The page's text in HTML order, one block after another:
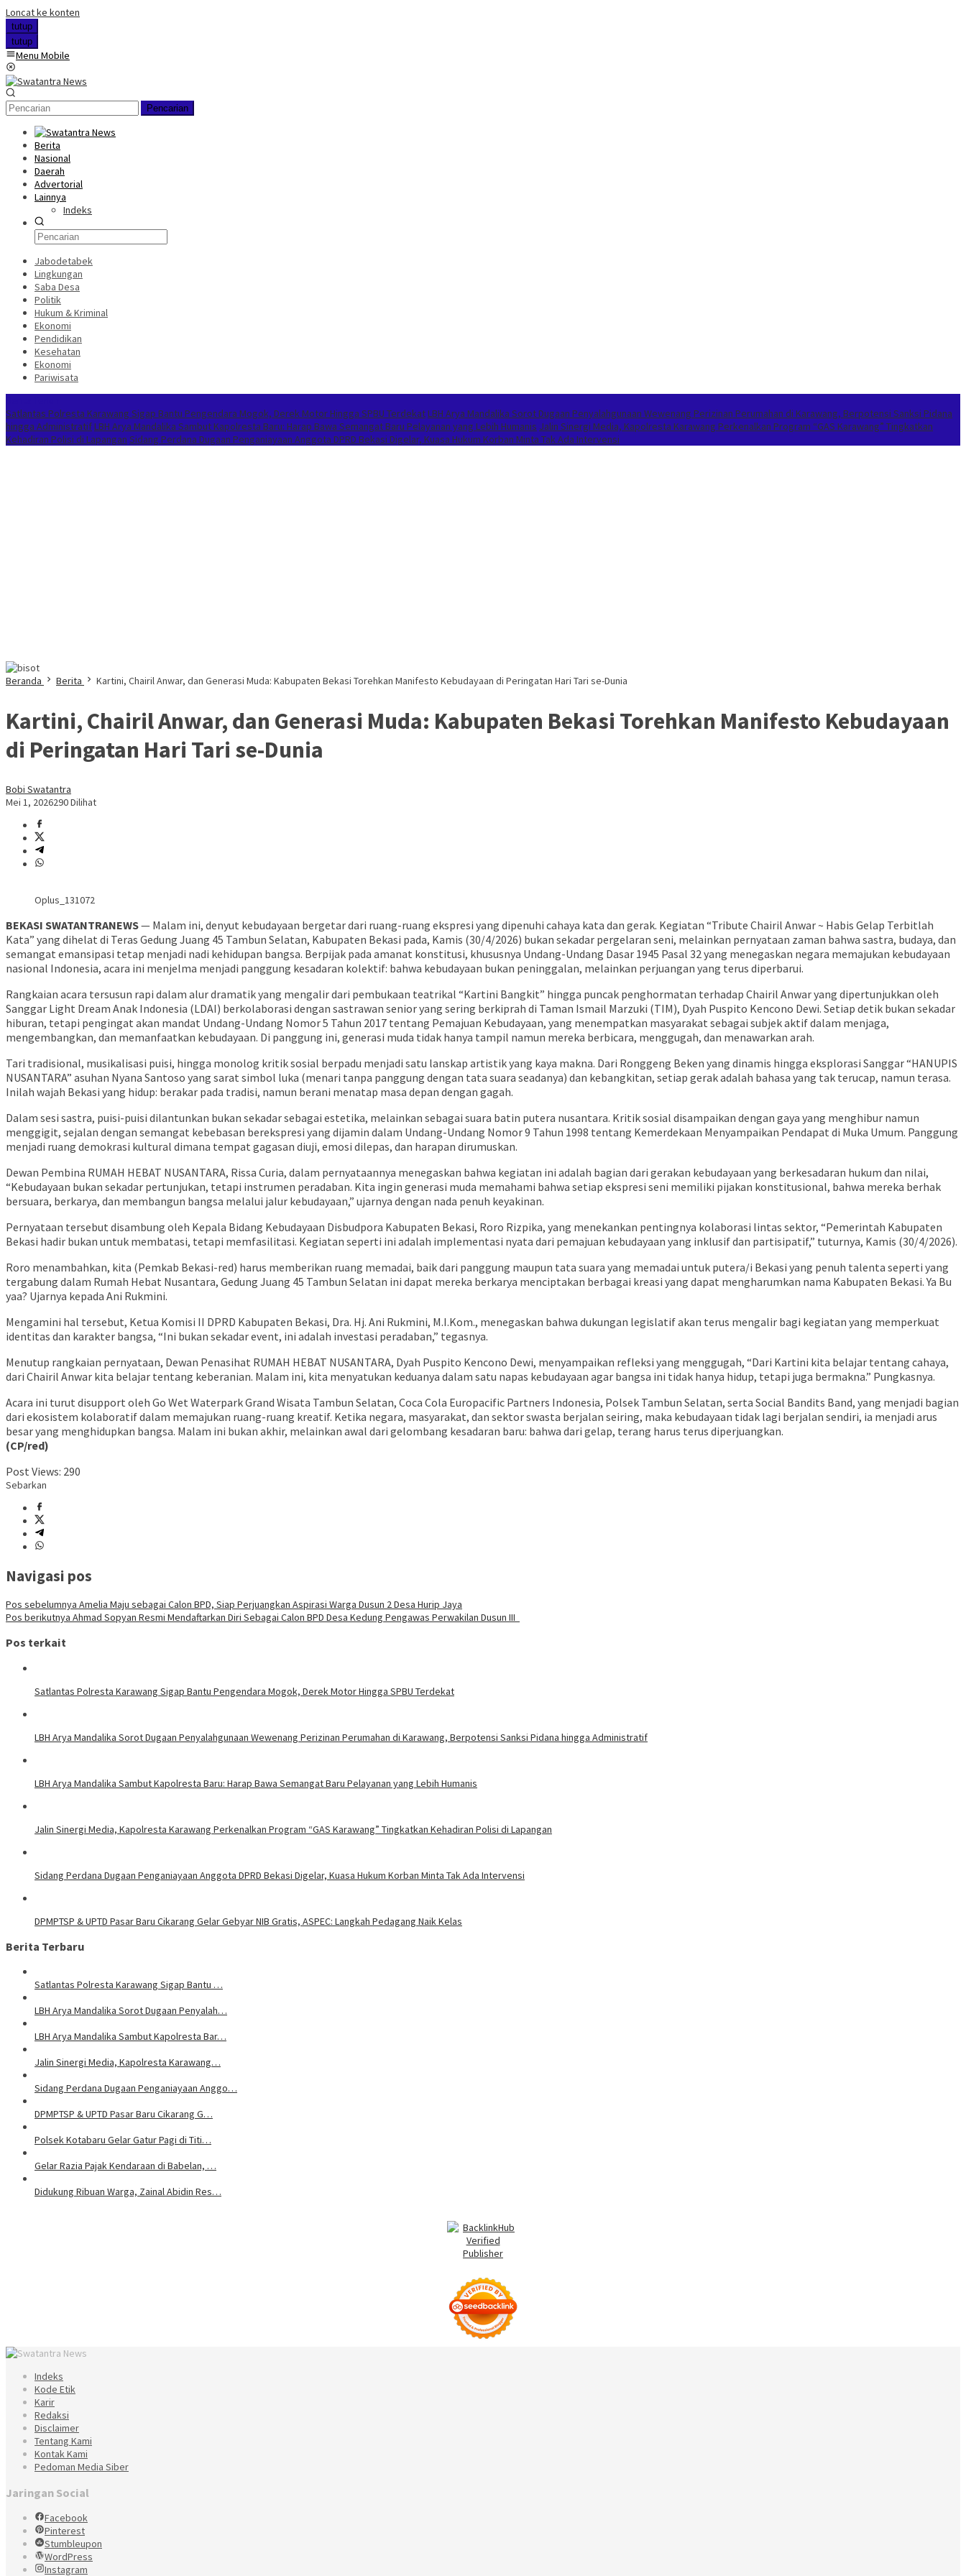
Loncat ke konten
tutup
tutup
Menu Mobile
Pencarian
Berita
Nasional
Daerah
Advertorial
Lainnya
Indeks
Jabodetabek
Lingkungan
Saba Desa
Politik
Hukum & Kriminal
Ekonomi
Pendidikan
Kesehatan
Ekonomi
Pariwisata
Satlantas Polresta Karawang Sigap Bantu Pengendara Mogok, Derek Motor Hingga SPBU Terdekat LBH Arya Mandalika Sorot Dugaan Penyalahgunaan Wewenang Perizinan Perumahan di Karawang, Berpotensi Sanksi Pidana
hingga Administratif LBH Arya Mandalika Sambut Kapolresta Baru: Harap Bawa Semangat Baru Pelayanan yang Lebih Humanis Jalin Sinergi Media, Kapolresta Karawang Perkenalkan Program “GAS Karawang” Tingkatkan
Kehadiran Polisi di Lapangan Sidang Perdana Dugaan Penganiayaan Anggota DPRD Bekasi Digelar, Kuasa Hukum Korban Minta Tak Ada Intervensi
Beranda Berita Kartini, Chairil Anwar, dan Generasi Muda: Kabupaten Bekasi Torehkan Manifesto Kebudayaan di Peringatan Hari Tari se-Dunia
Kartini, Chairil Anwar, dan Generasi Muda: Kabupaten Bekasi Torehkan Manifesto Kebudayaan
di Peringatan Hari Tari se-Dunia
Bobi Swatantra
Mei 1, 2026290 Dilihat
Oplus_131072
BEKASI SWATANTRANEWS— Malam ini, denyut kebudayaan bergetar dari ruang-ruang ekspresi yang dipenuhi cahaya kata dan gerak. Kegiatan “Tribute Chairil Anwar ~ Habis Gelap Terbitlah
Kata” yang dihelat di Teras Gedung Juang 45 Tambun Selatan, Kabupaten Bekasi pada, Kamis (30/4/2026) bukan sekadar pergelaran seni, melainkan pernyataan zaman bahwa sastra, budaya, dan
semangat emansipasi tetap menjadi nadi kehidupan bangsa. Berpijak pada amanat konstitusi, khususnya Undang-Undang Dasar 1945 Pasal 32 yang menegaskan negara memajukan kebudayaan
nasional Indonesia, acara ini menjelma menjadi panggung kesadaran kolektif: bahwa kebudayaan bukan peninggalan, melainkan perjuangan yang terus diperbarui.
Rangkaian acara tersusun rapi dalam alur dramatik yang mengalir dari pembukaan teatrikal “Kartini Bangkit” hingga puncak penghormatan terhadap Chairil Anwar yang dipertunjukkan oleh
Sanggar Light Dream Anak Indonesia (LDAI) berkolaborasi dengan sastrawan senior yang sering berkiprah di Taman Ismail Marzuki (TIM), Dyah Puspito Kencono Dewi. Setiap detik bukan sekadar
hiburan, tetapi pengingat akan mandat Undang-Undang Nomor 5 Tahun 2017 tentang Pemajuan Kebudayaan, yang menempatkan masyarakat sebagai subjek aktif dalam menjaga,
mengembangkan, dan memanfaatkan kebudayaan. Di panggung ini, generasi muda tidak hanya tampil namun mereka berbicara, menggugah, dan menawarkan arah.
Tari tradisional, musikalisasi puisi, hingga monolog kritik sosial berpadu menjadi satu lanskap artistik yang kaya makna. Dari Ronggeng Beken yang dinamis hingga eksplorasi Sanggar “HANUPIS
NUSANTARA” asuhan Nyana Santoso yang sarat simbol luka (menari tanpa panggung dengan tata suara seadanya) dan kebangkitan, setiap gerak adalah bahasa yang tak terucap, namun terasa.
Inilah wajah Bekasi yang hidup: berakar pada tradisi, namun berani menatap masa depan dengan gagah.
Dalam sesi sastra, puisi-puisi dilantunkan bukan sekadar sebagai estetika, melainkan sebagai suara batin putera nusantara. Kritik sosial disampaikan dengan gaya yang menghibur namun
menggigit, sejalan dengan semangat kebebasan berekspresi yang dijamin dalam Undang-Undang Nomor 9 Tahun 1998 tentang Kemerdekaan Menyampaikan Pendapat di Muka Umum. Panggung
menjadi ruang demokrasi kultural dimana tempat gagasan diuji, emosi dilepas, dan harapan dirumuskan.
Dewan Pembina RUMAH HEBAT NUSANTARA, Rissa Curia, dalam pernyataannya menegaskan bahwa kegiatan ini adalah bagian dari gerakan kebudayaan yang berkesadaran hukum dan nilai,
“Kebudayaan bukan sekadar pertunjukan, tetapi instrumen peradaban. Kita ingin generasi muda memahami bahwa setiap ekspresi seni memiliki pijakan konstitusional, bahwa mereka berhak
bersuara, berkarya, dan membangun bangsa melalui jalur kebudayaan,” ujarnya dengan nada penuh keyakinan.
Pernyataan tersebut disambung oleh Kepala Bidang Kebudayaan Disbudpora Kabupaten Bekasi, Roro Rizpika, yang menekankan pentingnya kolaborasi lintas sektor, “Pemerintah Kabupaten
Bekasi hadir bukan untuk membatasi, tetapi memfasilitasi. Kegiatan seperti ini adalah implementasi nyata dari pemajuan kebudayaan yang inklusif dan partisipatif,” tuturnya, Kamis (30/4/2026).
Roro menambahkan, kita (Pemkab Bekasi-red) harus memberikan ruang memadai, baik dari panggung maupun tata suara yang memadai untuk putera/i Bekasi yang penuh talenta seperti yang
tergabung dalam Rumah Hebat Nusantara, Gedung Juang 45 Tambun Selatan ini dapat mereka berkarya menciptakan berbagai kreasi yang dapat mengharumkan nama Kabupaten Bekasi. Ya Bu
yaa? Ujarnya kepada Ani Rukmini.
Mengamini hal tersebut, Ketua Komisi II DPRD Kabupaten Bekasi, Dra. Hj. Ani Rukmini, M.I.Kom., menegaskan bahwa dukungan legislatif akan terus mengalir bagi kegiatan yang memperkuat
identitas dan karakter bangsa, “Ini bukan sekadar event, ini adalah investasi peradaban,” tegasnya.
Menutup rangkaian pernyataan, Dewan Penasihat RUMAH HEBAT NUSANTARA, Dyah Puspito Kencono Dewi, menyampaikan refleksi yang menggugah, “Dari Kartini kita belajar tentang cahaya,
dari Chairil Anwar kita belajar tentang keberanian. Malam ini, kita menyatukan keduanya dalam satu napas kebudayaan agar bangsa ini tidak hanya hidup, tetapi juga bermakna.” Pungkasnya.
Acara ini turut disupport oleh Go Wet Waterpark Grand Wisata Tambun Selatan, Coca Cola Europacific Partners Indonesia, Polsek Tambun Selatan, serta Social Bandits Band, yang menjadi bagian
dari ekosistem kolaboratif dalam memajukan ruang-ruang kreatif. Ketika negara, masyarakat, dan sektor swasta berjalan seiring, maka kebudayaan tidak lagi berjalan sendiri, ia menjadi arus
besar yang menghidupkan bangsa. Malam ini bukan akhir, melainkan awal dari gelombang kesadaran baru: bahwa dari gelap, terang harus terus diperjuangkan.
(CP/red)
Post Views: 290
Sebarkan
Navigasi pos
Pos sebelumnya Amelia Maju sebagai Calon BPD, Siap Perjuangkan Aspirasi Warga Dusun 2 Desa Hurip Jaya
Pos berikutnya Ahmad Sopyan Resmi Mendaftarkan Diri Sebagai Calon BPD Desa Kedung Pengawas Perwakilan Dusun III
Pos terkait
Satlantas Polresta Karawang Sigap Bantu Pengendara Mogok, Derek Motor Hingga SPBU Terdekat
LBH Arya Mandalika Sorot Dugaan Penyalahgunaan Wewenang Perizinan Perumahan di Karawang, Berpotensi Sanksi Pidana hingga Administratif
LBH Arya Mandalika Sambut Kapolresta Baru: Harap Bawa Semangat Baru Pelayanan yang Lebih Humanis
Jalin Sinergi Media, Kapolresta Karawang Perkenalkan Program “GAS Karawang” Tingkatkan Kehadiran Polisi di Lapangan
Sidang Perdana Dugaan Penganiayaan Anggota DPRD Bekasi Digelar, Kuasa Hukum Korban Minta Tak Ada Intervensi
DPMPTSP & UPTD Pasar Baru Cikarang Gelar Gebyar NIB Gratis, ASPEC: Langkah Pedagang Naik Kelas
Berita Terbaru
Satlantas Polresta Karawang Sigap Bantu …
LBH Arya Mandalika Sorot Dugaan Penyalah…
LBH Arya Mandalika Sambut Kapolresta Bar…
Jalin Sinergi Media, Kapolresta Karawang…
Sidang Perdana Dugaan Penganiayaan Anggo…
DPMPTSP & UPTD Pasar Baru Cikarang G…
Polsek Kotabaru Gelar Gatur Pagi di Titi…
Gelar Razia Pajak Kendaraan di Babelan, …
Didukung Ribuan Warga, Zainal Abidin Res…
Indeks
Kode Etik
Karir
Redaksi
Disclaimer
Tentang Kami
Kontak Kami
Pedoman Media Siber
Jaringan Social
Facebook
Pinterest
Stumbleupon
WordPress
Instagram